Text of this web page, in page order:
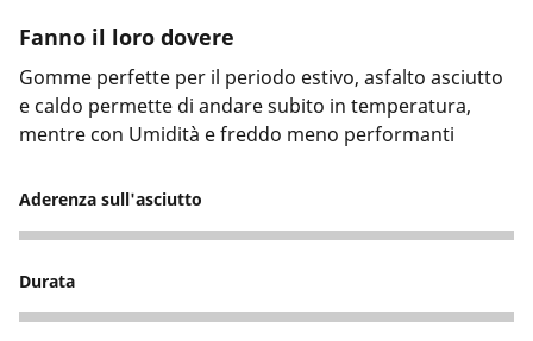
Fanno il loro dovere
Gomme perfette per il periodo estivo, asfalto asciutto
e caldo permette di andare subito in temperatura,
mentre con Umidità e freddo meno performanti
Aderenza sull'asciutto
5
Durata
5